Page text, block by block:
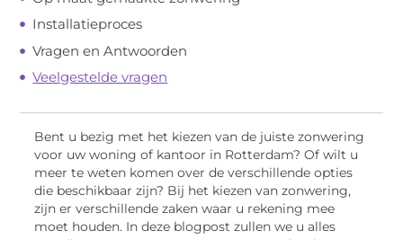
Installatieproces
Vragen en Antwoorden
Veelgestelde vragen
Bent u bezig met het kiezen van de juiste zonwering
voor uw woning of kantoor in Rotterdam? Of wilt u
meer te weten komen over de verschillende opties
die beschikbaar zijn? Bij het kiezen van zonwering,
zijn er verschillende zaken waar u rekening mee
moet houden. In deze blogpost zullen we u alles